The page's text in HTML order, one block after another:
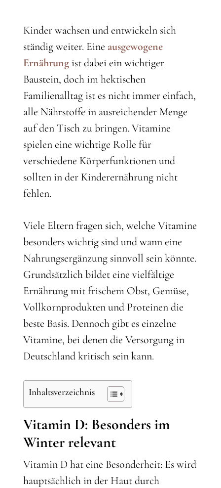
Kinder wachsen und entwickeln sich
ständig weiter. Eine ausgewogene
Ernährung ist dabei ein wichtiger
Baustein, doch im hektischen
Familienalltag ist es nicht immer einfach,
alle Nährstoffe in ausreichender Menge
auf den Tisch zu bringen. Vitamine
spielen eine wichtige Rolle für
verschiedene Körperfunktionen und
sollten in der Kinderernährung nicht
fehlen.
Viele Eltern fragen sich, welche Vitamine
besonders wichtig sind und wann eine
Nahrungsergänzung sinnvoll sein könnte.
Grundsätzlich bildet eine vielfältige
Ernährung mit frischem Obst, Gemüse,
Vollkornprodukten und Proteinen die
beste Basis. Dennoch gibt es einzelne
Vitamine, bei denen die Versorgung in
Deutschland kritisch sein kann.
Inhaltsverzeichnis
Vitamin D: Besonders im
Winter relevant
Vitamin D hat eine Besonderheit: Es wird
hauptsächlich in der Haut durch